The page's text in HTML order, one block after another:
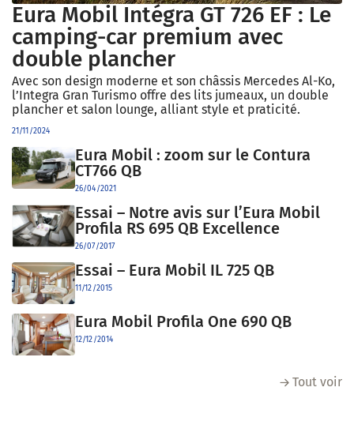
Eura Mobil Intégra GT 726 EF : Le
camping-car premium avec
double plancher
Avec son design moderne et son châssis Mercedes Al-Ko,
l’Integra Gran Turismo offre des lits jumeaux, un double
plancher et salon lounge, alliant style et praticité.
21/11/2024
Eura Mobil : zoom sur le Contura
CT766 QB
26/04/2021
Essai – Notre avis sur l’Eura Mobil
Profila RS 695 QB Excellence
26/07/2017
Essai – Eura Mobil IL 725 QB
11/12/2015
Eura Mobil Profila One 690 QB
12/12/2014
Tout voir